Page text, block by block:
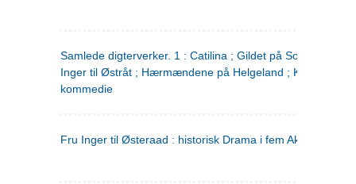
Samlede digterverker. 1 : Catilina ; Gildet på Solhaug ; Fru
Inger til Østråt ; Hærmændene på Helgeland ;
kommedie
Fru Inger til Østeraad : historisk Drama i fem Akter